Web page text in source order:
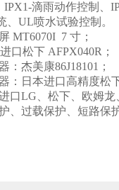
IPX1-滴雨动作控制、
、UL喷水试验控制。
MT6070I 7 寸；
口松下 AFPX040R；
：杰美康86J18101；
：日本进口高精度松
口LG、松下、欧姆龙
、过载保护、短路保护